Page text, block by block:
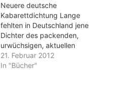
Neuere deutsche
Kabarettdichtung Lange
fehlten in Deutschland jene
Dichter des packenden,
urwüchsigen, aktuellen
Schlagers, die in
Frankreich die Entwicklung
21. Februar 2012
In "Bücher"